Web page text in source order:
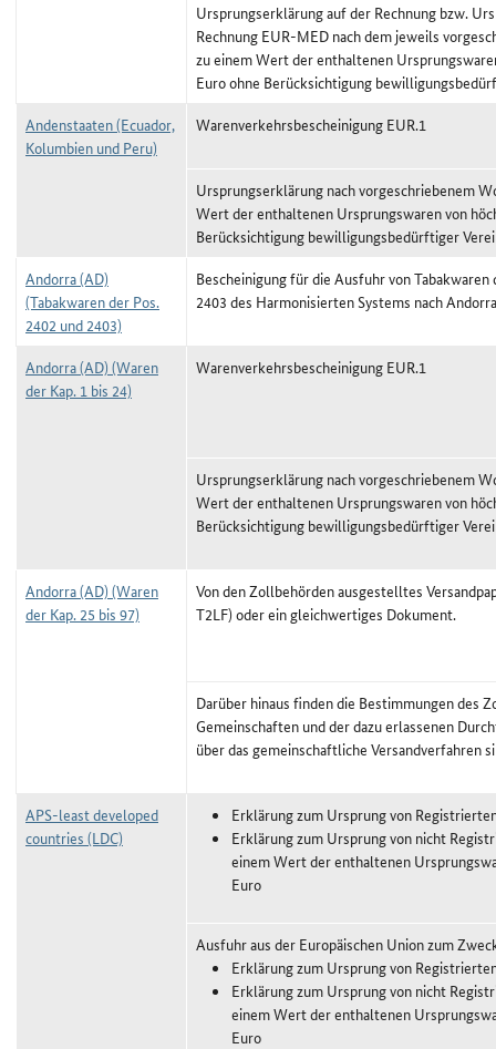
Ursprungserklärung auf der Rechnung bzw.
Rechnung EUR-MED nach dem jeweils
zu einem Wert der enthaltenen
Euro ohne Berücksichtigung
Andenstaaten (Ecuador,
Kolumbien und Peru)
Warenverkehrsbescheinigung EUR.1
Ursprungserklärung nach vorgeschriebenem
Wert der enthaltenen Ursprungswaren von
Berücksichtigung bewilligungsbedürftiger
Andorra (AD)
(Tabakwaren der Pos.
2402 und 2403)
Bescheinigung für die Ausfuhr von
2403 des Harmonisierten Systems nach Andorra
Andorra (AD) (Waren
der Kap. 1 bis 24)
Warenverkehrsbescheinigung EUR.1
Ursprungserklärung nach vorgeschriebenem
Wert der enthaltenen Ursprungswaren von
Berücksichtigung bewilligungsbedürftiger
Andorra (AD) (Waren
der Kap. 25 bis 97)
Von den Zollbehörden ausgestelltes
T2LF) oder ein gleichwertiges Dokument.
Darüber hinaus finden die Bestimmungen des
Gemeinschaften und der dazu erlassenen
über das gemeinschaftliche Versandverfahren
APS-least developed
countries (LDC)
Erklärung zum Ursprung von
Erklärung zum Ursprung von nicht
einem Wert der enthaltenen
Euro
Ausfuhr aus der Europäischen Union zum
Erklärung zum Ursprung von
Erklärung zum Ursprung von nicht
einem Wert der enthaltenen
Euro